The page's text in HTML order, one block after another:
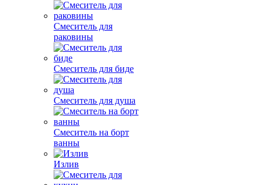
Смеситель для
раковины
Смеситель для биде
Смеситель для душа
Смеситель на борт
ванны
Излив